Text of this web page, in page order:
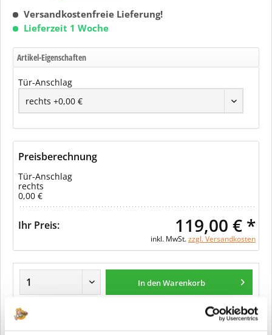
Versandkostenfreie Lieferung!
Lieferzeit 1 Woche
Artikel-Eigenschaften
Tür-Anschlag
Preisberechnung
Tür-Anschlag
rechts
0,00 €
Ihr Preis: 119,00 € *
inkl. MwSt.zzgl. Versandkosten
In den Warenkorb